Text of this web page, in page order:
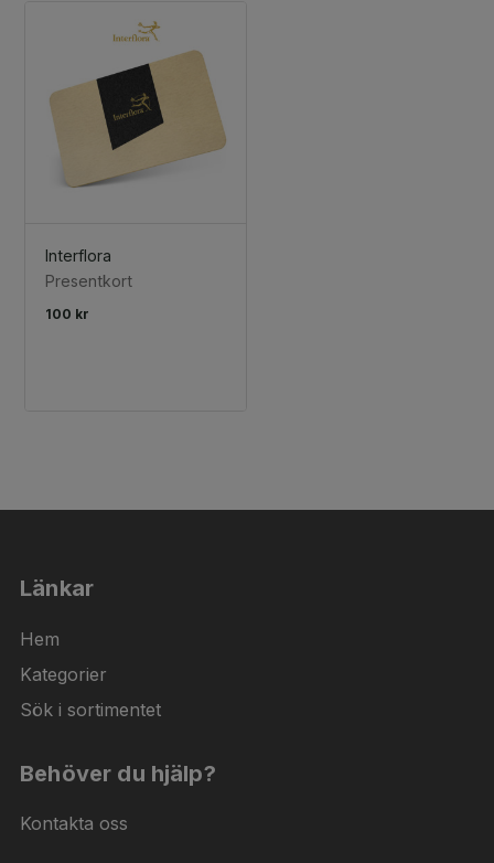
Interflora
Presentkort
100 kr
Länkar
Hem
Kategorier
Sök i sortimentet
Behöver du hjälp?
Kontakta oss